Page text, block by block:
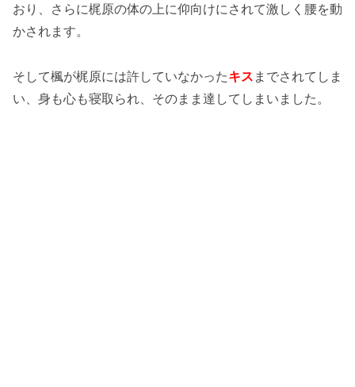
おり、さらに梶原の体の上に仰向けにされて激しく腰を動
かされます。
そして楓が梶原には許していなかったキス までされてしま
い、身も心も寝取られ、そのまま達してしまいました。